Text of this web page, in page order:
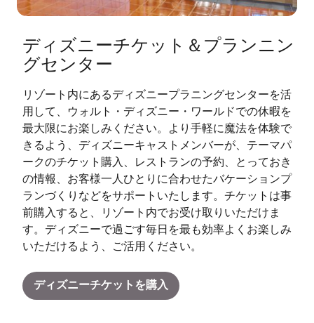
ディズニーチケット＆プランニン
グセンター
リゾート内にあるディズニープラニングセンターを活
用して、ウォルト・ディズニー・ワールドでの休暇を
最大限にお楽しみください。より手軽に魔法を体験で
きるよう、ディズニーキャストメンバーが、テーマパ
ークのチケット購入、レストランの予約、とっておき
の情報、お客様一人ひとりに合わせたバケーションプ
ランづくりなどをサポートいたします。チケットは事
前購入すると、リゾート内でお受け取りいただけま
す。ディズニーで過ごす毎日を最も効率よくお楽しみ
いただけるよう、ご活用ください。
ディズニーチケットを購入